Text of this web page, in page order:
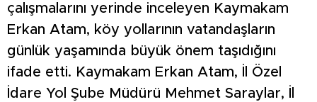
çalışmalarını yerinde inceleyen Kaymakam
Erkan Atam, köy yollarının vatandaşların
günlük yaşamında büyük önem taşıdığını
ifade etti. Kaymakam Erkan Atam, İl Özel
İdare Yol Şube Müdürü Mehmet Saraylar, İl